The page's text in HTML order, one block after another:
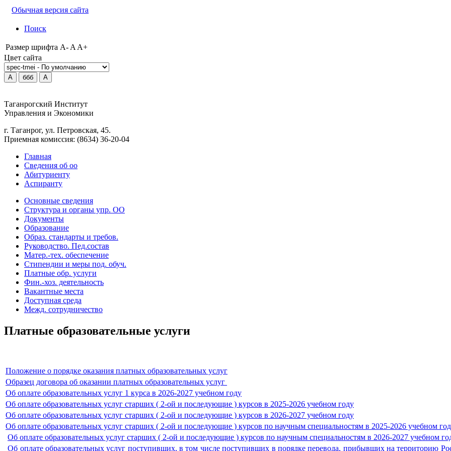
Обычная версия сайта
Поиск
Размер шрифта A- A A+
Цвет сайта
A ббб A
Таганрогский Институт
Управления и Экономики
г. Таганрог, ул. Петровская, 45.
Приемная комиссия: (8634) 36-20-04
Главная
Сведения об оо
Абитуриенту
Аспиранту
Основные сведения
Структура и органы упр. ОО
Документы
Образование
Образ. стандарты и требов.
Руководство. Пед.состав
Матер.-тех. обеспечение
Стипендии и меры под. обуч.
Платные обр. услуги
Фин.-хоз. деятельность
Вакантные места
Доступная среда
Межд. сотрудничество
Платные образовательные услуги
Положение о порядке оказания платных образовательных услуг
Образец договора об оказании платных образовательных услуг
Об оплате образовательных услуг 1 курса в 2026-2027 учебном году
Об оплате образовательных услуг старших ( 2-ой и последующие ) курсов в 2025-2026 учебном году
Об оплате образовательных услуг старших ( 2-ой и последующие ) курсов в 2026-2027 учебном году
Об оплате образовательных услуг старших ( 2-ой и последующие ) курсов по научным специальностям в 2025-2026 учебном
Об оплате образовательных услуг старших ( 2-ой и последующие ) курсов по научным специальностям в 2026-2027 учебном
Об оплате образовательных услуг поступивших, в том числе поступивших в порядке перевода, прибывших на территорию